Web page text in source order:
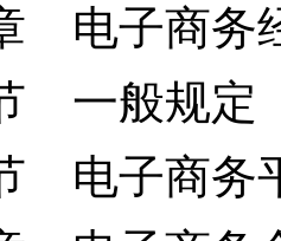
子商务
一般规定
子商务